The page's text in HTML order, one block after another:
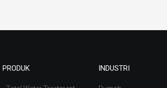
PRODUK INDUSTRI